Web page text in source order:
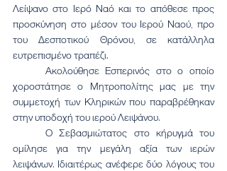
Λείψανο στο Ιερό Ναό και το απόθεσε προς
προσκύνηση στο μέσον του Ιερού Ναού, προ
του Δεσποτικού Θρόνου, σε κατάλληλα
ευτρεπισμένο τραπέζι.
χοροστάτησε ο Μητροπολίτης μας με την
συμμετοχή των Κληρικών που παραβρέθηκαν
στην υποδοχή του ιερού Λειψάνου.
	Ο Σεβασμιώτατος στο κήρυγμά του
ομίλησε για την μεγάλη αξία των ιερών
λειψάνων. Ιδιαιτέρως ανέφερε δύο λόγους του